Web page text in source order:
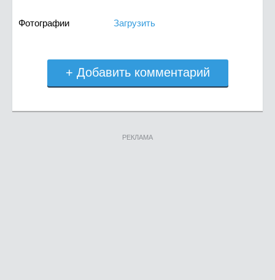
Фотографии Загрузить
+ Добавить комментарий
РЕКЛАМА